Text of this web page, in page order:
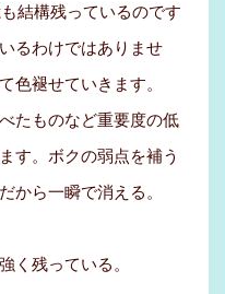
結構残っているのです
るわけではありませ
色褪せていきます。
たものなど重要度の低
す。ボクの弱点を補う
から一瞬で消える。
く残っている。